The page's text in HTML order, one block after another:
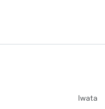
Iwata